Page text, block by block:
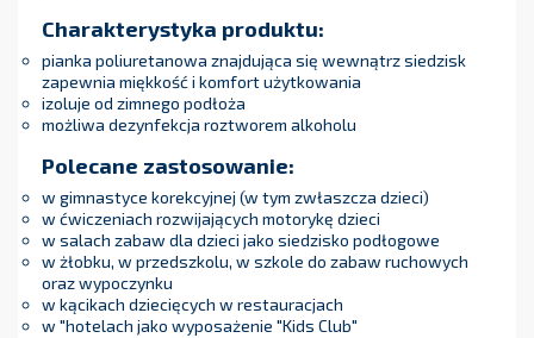
Charakterystyka produktu:
pianka poliuretanowa znajdująca się wewnątrz siedzisk
zapewnia miękkość i komfort użytkowania
izoluje od zimnego podłoża
możliwa dezynfekcja roztworem alkoholu
Polecane zastosowanie:
w gimnastyce korekcyjnej (w tym zwłaszcza dzieci)
w ćwiczeniach rozwijających motorykę dzieci
w salach zabaw dla dzieci jako siedzisko podłogowe
w żłobku, w przedszkolu, w szkole do zabaw ruchowych
oraz wypoczynku
w kącikach dziecięcych w restauracjach
w "hotelach jako wyposażenie "Kids Club"